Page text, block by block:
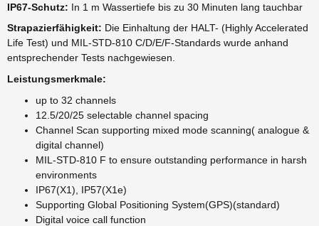
IP67-Schutz: In 1 m Wassertiefe bis zu 30 Minuten lang tauchbar
Strapazierfähigkeit: Die Einhaltung der HALT- (Highly Accelerated
Life Test) und MIL-STD-810 C/D/E/F-Standards wurde anhand
entsprechender Tests nachgewiesen.
Leistungsmerkmale:
up to 32 channels
12.5/20/25 selectable channel spacing
Channel Scan supporting mixed mode scanning( analogue &
digital channel)
MIL-STD-810 F to ensure outstanding performance in harsh
environments
IP67(X1), IP57(X1e)
Supporting Global Positioning System(GPS)(standard)
Digital voice call function